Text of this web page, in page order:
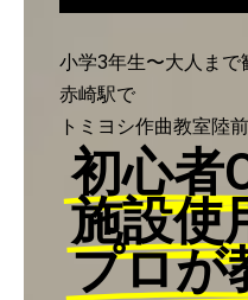
小学3年生〜大人ま
赤崎駅で
トミヨシ作曲教室陸
初心者
施設使
プロが